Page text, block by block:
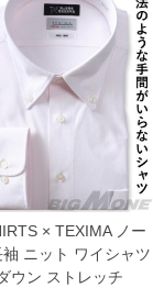
て頂いております。予め
本につき税込6,000円以
ります。）
了承下さい。
ァスナーや調節ひもが付
様がご使用の環境（コ
ざいます。予めご了承
で店頭での売り違い、店
しまう場合がございま
× TEXIMA ノー
ニット ワイシャツ
ウン ストレッチ